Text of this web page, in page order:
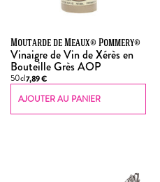
Moutarde de Meaux® Pommery®
Vinaigre de Vin de Xérès en
Bouteille Grès AOP
50cl7,89€
AJOUTER AU PANIER